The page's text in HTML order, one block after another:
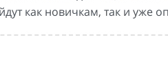
как новичкам, так и уже